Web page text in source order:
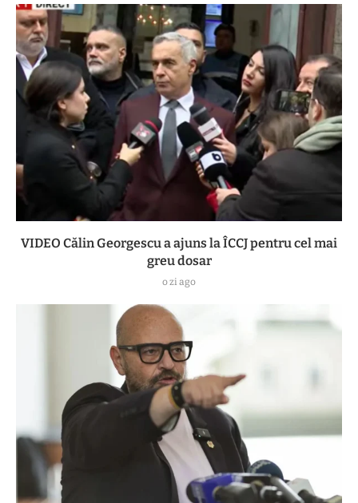
VIDEO Călin Georgescu a ajuns la ÎCCJ pentru cel mai
greu dosar
o zi ago